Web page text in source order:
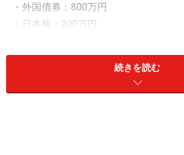
・外国債券：800万円
・日本株：200万円
「おすすめ優待銘柄は吉野家
投資歴は「約15年」、投資信託を中心
続きを読む